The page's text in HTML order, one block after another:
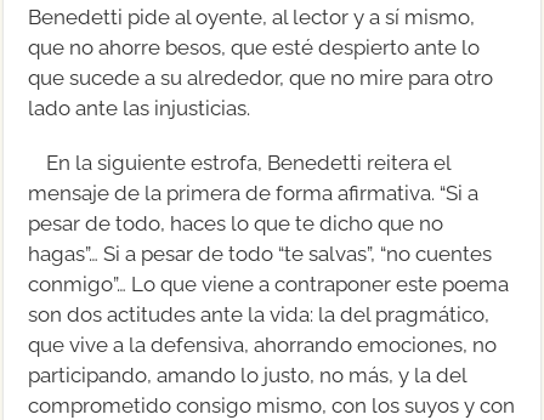
Benedetti pide al oyente, al lector y a sí mismo,
que no ahorre besos, que esté despierto ante lo
que sucede a su alrededor, que no mire para otro
lado ante las injusticias.
En la siguiente estrofa, Benedetti reitera el
mensaje de la primera de forma afirmativa. “Si a
pesar de todo, haces lo que te dicho que no
hagas”… Si a pesar de todo “te salvas”, “no cuentes
conmigo”… Lo que viene a contraponer este poema
son dos actitudes ante la vida: la del pragmático,
que vive a la defensiva, ahorrando emociones, no
participando, amando lo justo, no más, y la del
comprometido consigo mismo, con los suyos y con